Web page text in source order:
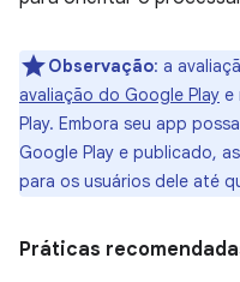
Observação: a
avaliação do Google Play e
Play. Embora seu app
Google Play e publicado,
para os usuários dele até
Práticas